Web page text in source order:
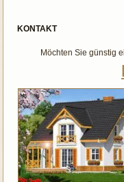
KONTAKT
Möchten Sie günstig